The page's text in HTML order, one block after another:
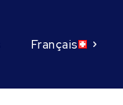
Français